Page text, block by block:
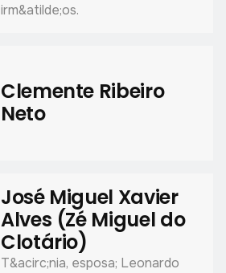
irm&atilde;os.
Clemente Ribeiro
Neto
José Miguel Xavier
Alves (Zé Miguel do
Clotário)
T&acirc;nia, esposa; Leonardo